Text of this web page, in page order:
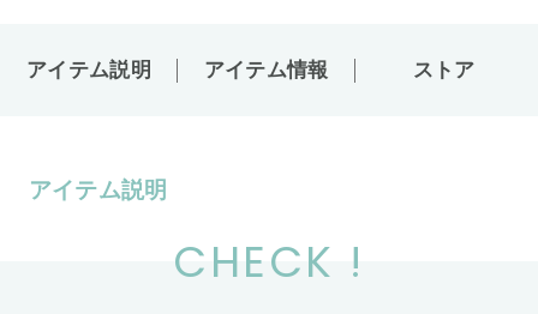
アイテム説明 アイテム情報 ストア
アイテム説明
CHECK !